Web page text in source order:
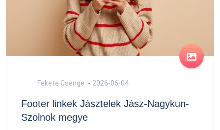
Fekete Csenge 2026-06-04
Footer linkek Jásztelek Jász-Nagykun-
Szolnok megye